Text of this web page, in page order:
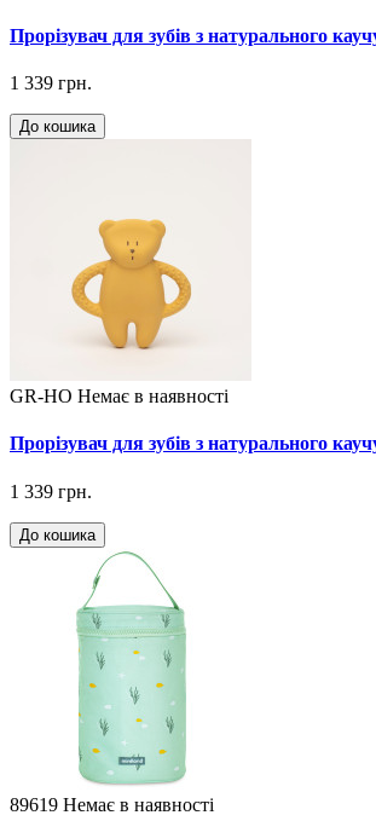
Прорізувач для зубів з натурального
1 339 грн.
До кошика
GR-HO Немає в наявності
Прорізувач для зубів з натурального
1 339 грн.
До кошика
89619 Немає в наявності